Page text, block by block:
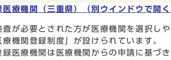
療機関（三重県） （別ウインドウで開く
が必要とされた方が医療機関を選択し
療機関登録制度」が設けられています。
医療機関は医療機関からの申請に基づ